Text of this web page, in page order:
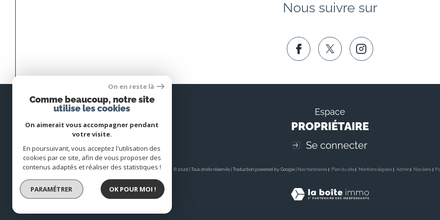
Nous suivre sur
Espace
PROPRIÉTAIRE
Se connecter
© 2026 | Tous droits réservés | Traduction powered by Google | Nos honoraires Plan du site Mentions légales Admin Nos liens
On en reste là
Comme beaucoup, notre site
utilise les cookies
On aimerait vous accompagner pendant
votre visite.
En poursuivant, vous acceptez l'utilisation des
cookies par ce site, afin de vous proposer des
contenus adaptés et réaliser des statistiques !
PARAMÉTRER OK POUR MOI !